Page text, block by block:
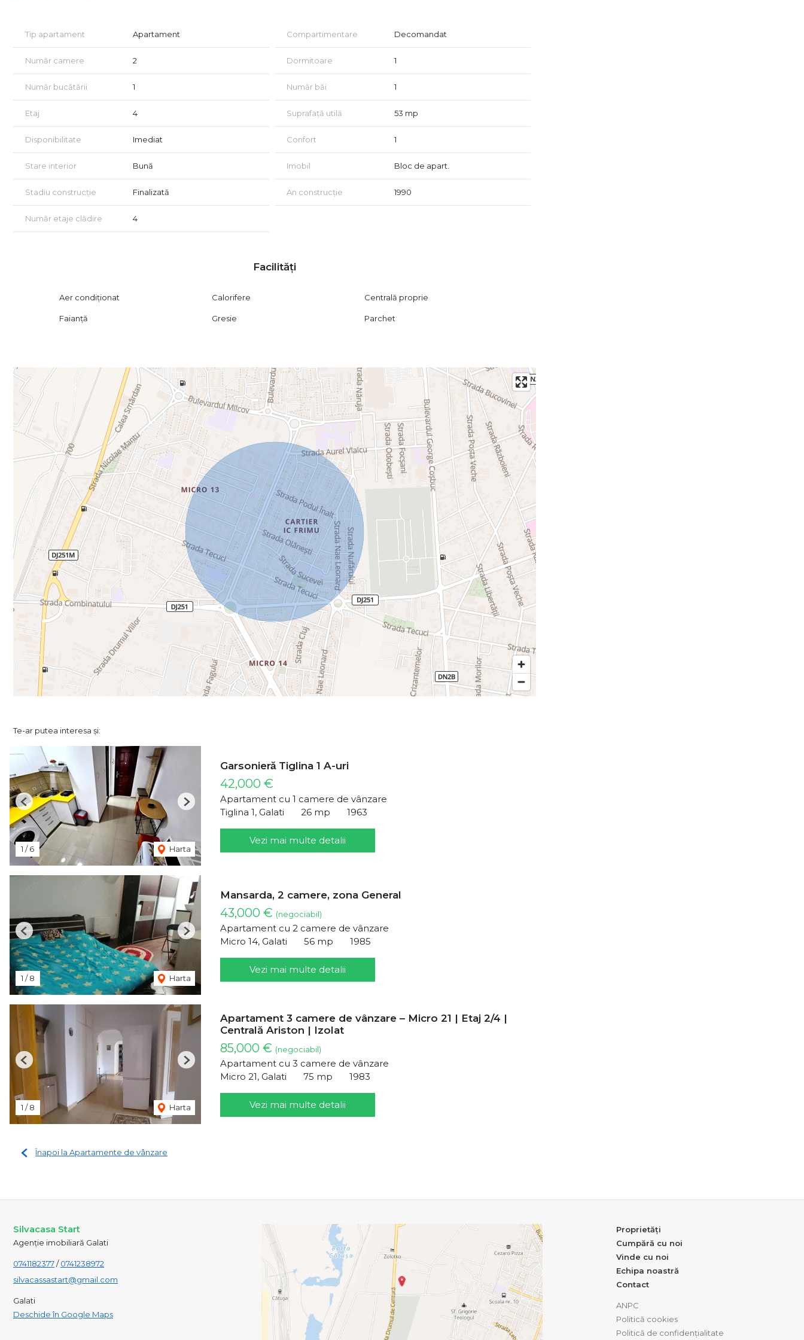
Tip apartament Apartament Compartimentare Decomandat
Număr camere 2 Dormitoare 1
Număr bucătării 1 Număr băi 1
Etaj 4 Suprafață utilă 53 mp
Disponibilitate Imediat Confort 1
Stare interior Bună Imobil Bloc de apart.
Stadiu construcție Finalizată An construcție 1990
Număr etaje clădire 4
Facilități
Aer condiționat Calorifere Centrală proprie
Faianță Gresie Parchet
Te-ar putea interesa și:
1 /6 Harta
Previous Next
Garsonieră Tiglina 1 A-uri
42,000 €
Apartament cu 1 camere de vânzare
Tiglina 1, Galati
26 mp 1963
Vezi mai multe detalii
1 /8 Harta
Previous Next
Mansarda, 2 camere, zona General
43,000 € (negociabil)
Apartament cu 2 camere de vânzare
Micro 14, Galati
56 mp 1985
Vezi mai multe detalii
1 /8 Harta
Previous Next
Apartament 3 camere de vânzare – Micro 21 | Etaj 2/4 |
Centrală Ariston | Izolat
85,000 € (negociabil)
Apartament cu 3 camere de vânzare
Micro 21, Galati
75 mp 1983
Vezi mai multe detalii
Înapoi la Apartamente de vânzare
Silvacasa Start
Agenție imobiliară Galati
0741182377/0741238972
silvacassastart@gmail.com
Galati
Deschide în Google Maps
Proprietăți
Cumpără cu noi
Vinde cu noi
Echipa noastră
Contact
ANPC
Politică cookies
Politică de confidențialitate